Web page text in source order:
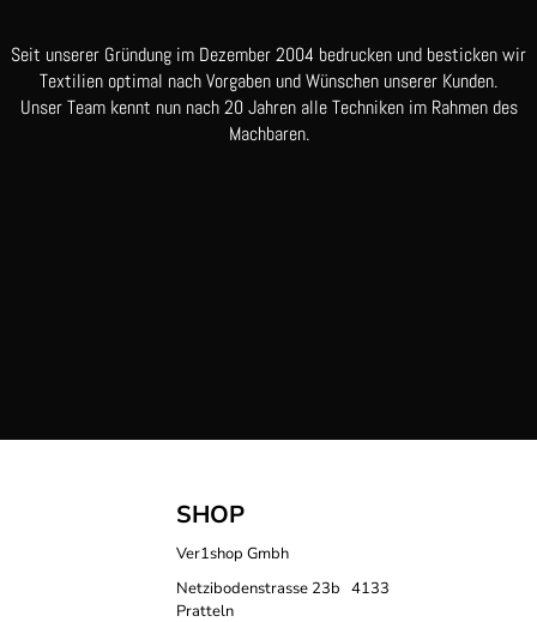
Seit unserer Gründung im Dezember 2004 bedrucken und besticken wir
Textilien optimal nach Vorgaben und Wünschen unserer Kunden.
Unser Team kennt nun nach 20 Jahren alle Techniken im Rahmen des
Machbaren.
SHOP
Ver1shop Gmbh
Netzibodenstrasse 23b 4133
Pratteln